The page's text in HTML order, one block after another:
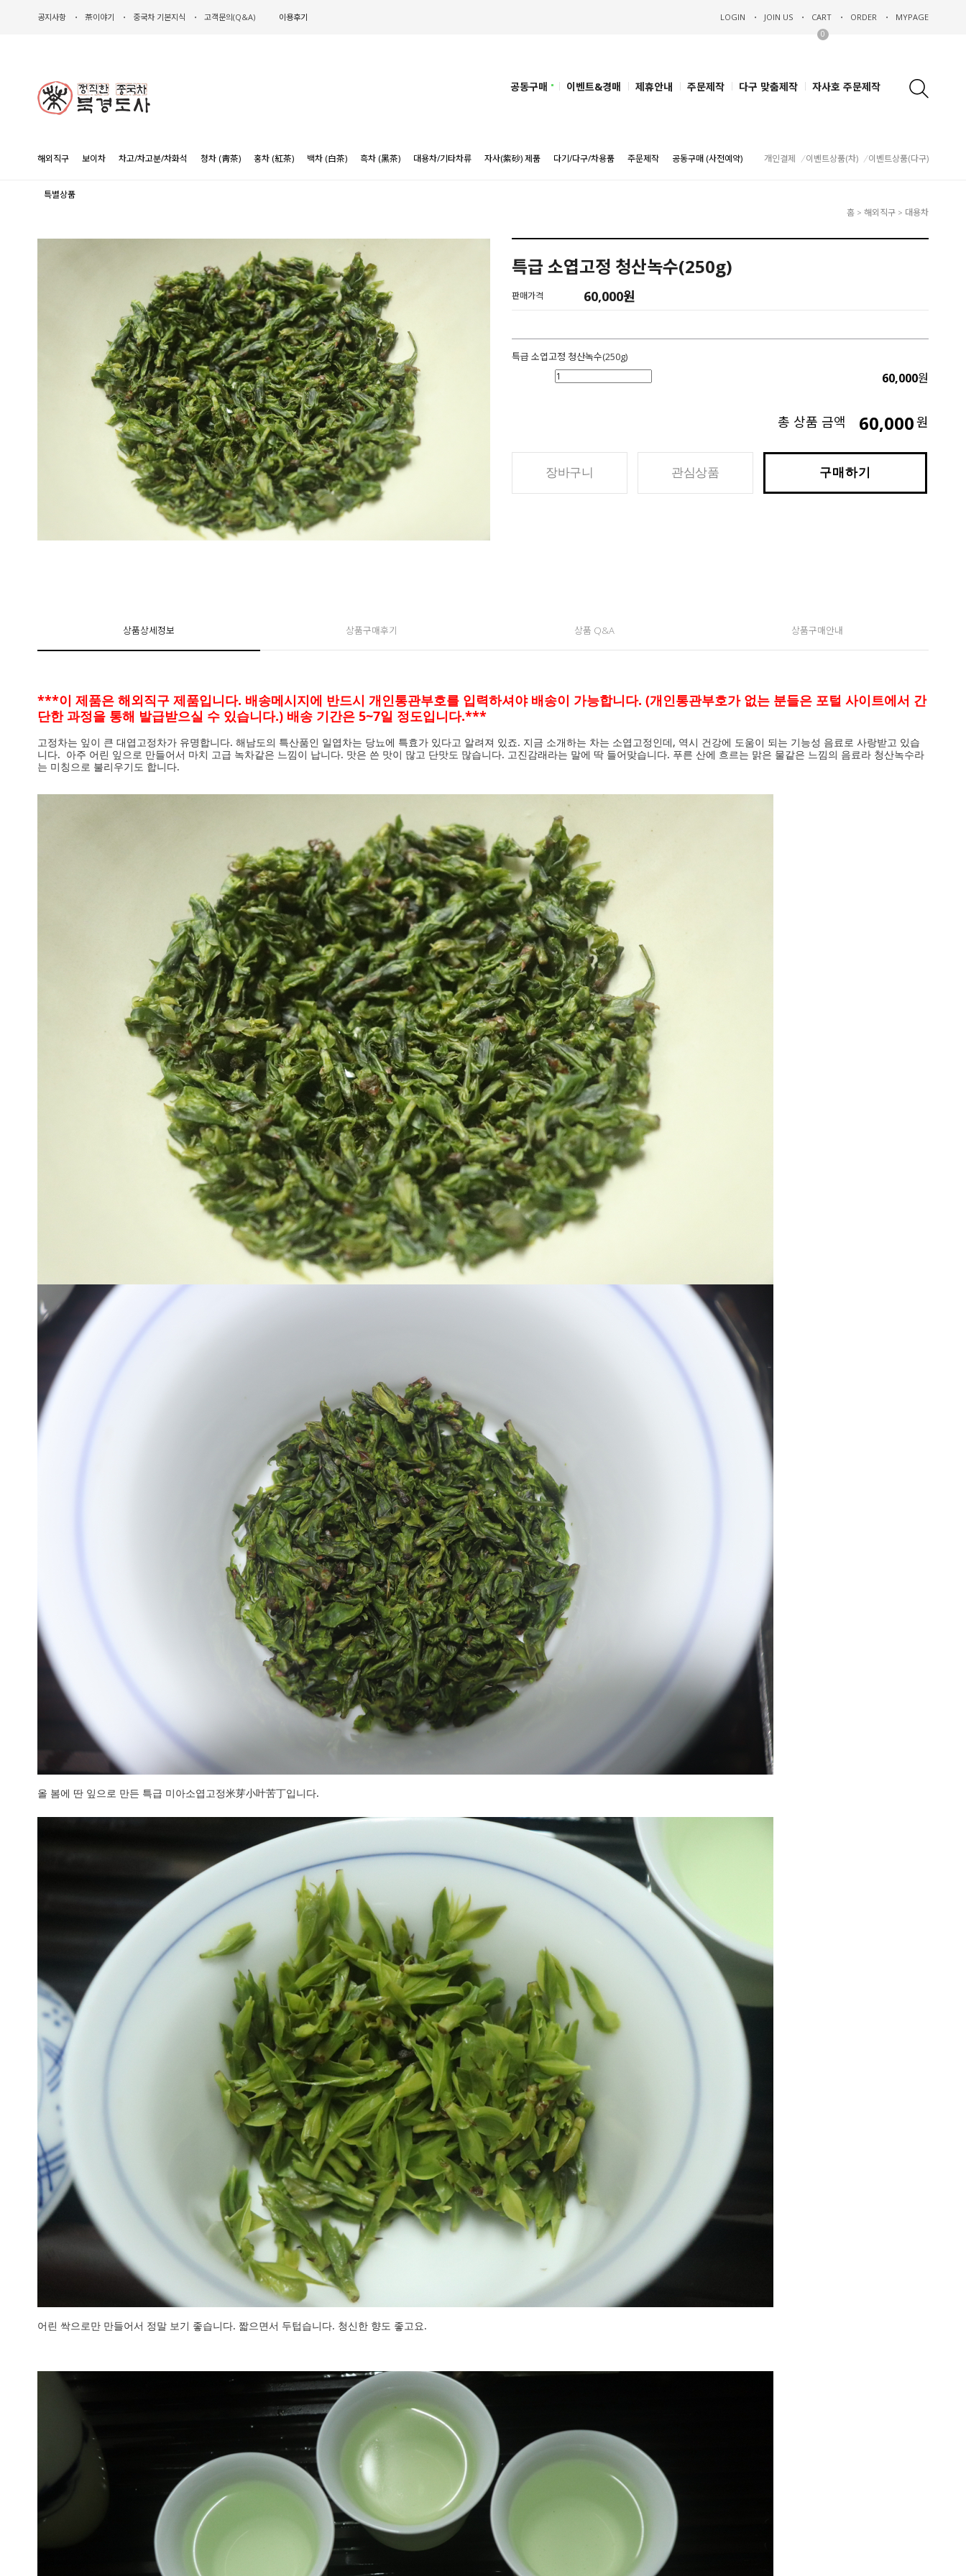
공지사항 茶이야기 중국차 기본지식 고객문의(Q&A) 이용후기 LOGIN JOIN US
CART
0
ORDER MYPAGE
공동구매 이벤트&경매 제휴안내 주문제작 다구 맞춤제작 자사호 주문제작
해외직구 보이차 차고/차고분/차화석 청차 (靑茶) 홍차 (紅茶) 백차 (白茶) 흑차 (黑茶) 대용차/기타차류 자사(紫砂) 제품 다기/다구/차용품 주문제작 공동구매 (사전예약)
특별상품
개인결제 이벤트상품(차) 이벤트상품(다구)
홈 > 해외직구 > 대용차
특급 소엽고정 청산녹수(250g)
판매가격 60,000원
특급 소엽고정 청산녹수(250g)
60,000원
총 상품 금액 60,000원
장바구니 관심상품 구매하기
상품상세정보 상품구매후기 상품 Q&A 상품구매안내
***이 제품은 해외직구 제품입니다. 배송메시지에 반드시 개인통관부호를 입력하셔야 배송이 가능합니다. (개인통관부호가 없는 분들은 포털 사이트에서 간
단한 과정을 통해 발급받으실 수 있습니다.) 배송 기간은 5~7일 정도입니다.***
고정차는 잎이 큰 대엽고정차가 유명합니다. 해남도의 특산품인 일엽차는 당뇨에 특효가 있다고 알려져 있죠. 지금 소개하는 차는 소엽고정인데, 역시 건강에 도움이 되는 기능성 음료로 사랑받고 있습
니다. 아주 어린 잎으로 만들어서 마치 고급 녹차같은 느낌이 납니다. 맛은 쓴 맛이 많고 단맛도 많습니다. 고진감래라는 말에 딱 들어맞습니다. 푸른 산에 흐르는 맑은 물같은 느낌의 음료라 청산녹수라
는 미칭으로 불리우기도 합니다.
올 봄에 딴 잎으로 만든 특급 미아소엽고정米芽小叶苦丁입니다.
어린 싹으로만 만들어서 정말 보기 좋습니다. 짧으면서 두텁습니다. 청신한 향도 좋고요.